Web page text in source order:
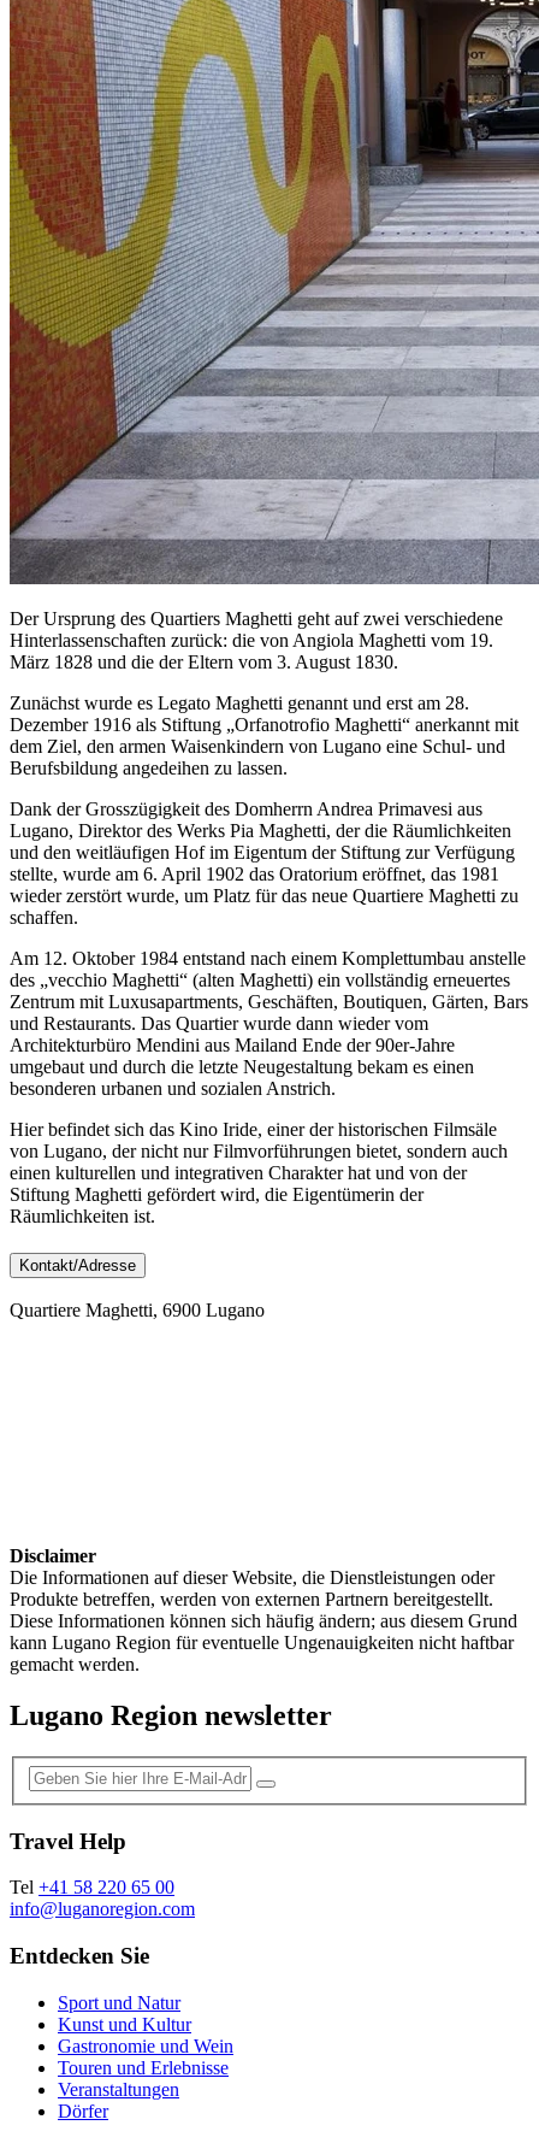
Der Ursprung des Quartiers Maghetti geht auf zwei verschiedene
Hinterlassenschaften zurück: die von Angiola Maghetti vom 19.
März 1828 und die der Eltern vom 3. August 1830.
Zunächst wurde es Legato Maghetti genannt und erst am 28.
Dezember 1916 als Stiftung „Orfanotrofio Maghetti“ anerkannt mit
dem Ziel, den armen Waisenkindern von Lugano eine Schul- und
Berufsbildung angedeihen zu lassen.
Dank der Grosszügigkeit des Domherrn Andrea Primavesi aus
Lugano, Direktor des Werks Pia Maghetti, der die Räumlichkeiten
und den weitläufigen Hof im Eigentum der Stiftung zur Verfügung
stellte, wurde am 6. April 1902 das Oratorium eröffnet, das 1981
wieder zerstört wurde, um Platz für das neue Quartiere Maghetti zu
schaffen.
Am 12. Oktober 1984 entstand nach einem Komplettumbau anstelle
des „vecchio Maghetti“ (alten Maghetti) ein vollständig erneuertes
Zentrum mit Luxusapartments, Geschäften, Boutiquen, Gärten, Bars
und Restaurants. Das Quartier wurde dann wieder vom
Architekturbüro Mendini aus Mailand Ende der 90er-Jahre
umgebaut und durch die letzte Neugestaltung bekam es einen
besonderen urbanen und sozialen Anstrich.
Hier befindet sich das Kino Iride, einer der historischen Filmsäle
von Lugano, der nicht nur Filmvorführungen bietet, sondern auch
einen kulturellen und integrativen Charakter hat und von der
Stiftung Maghetti gefördert wird, die Eigentümerin der
Räumlichkeiten ist.
Kontakt/Adresse
Quartiere Maghetti, 6900 Lugano
Disclaimer
Die Informationen auf dieser Website, die Dienstleistungen oder
Produkte betreffen, werden von externen Partnern bereitgestellt.
Diese Informationen können sich häufig ändern; aus diesem Grund
kann Lugano Region für eventuelle Ungenauigkeiten nicht haftbar
gemacht werden.
Lugano Region newsletter
Travel Help
Tel +41 58 220 65 00
info@luganoregion.com
Entdecken Sie
Sport und Natur
Kunst und Kultur
Gastronomie und Wein
Touren und Erlebnisse
Veranstaltungen
Dörfer